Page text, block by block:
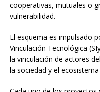
cooperativas, mutuales o
vulnerabilidad.
El esquema es impulsado
Vinculación Tecnológica
la vinculación de actores
la sociedad y el